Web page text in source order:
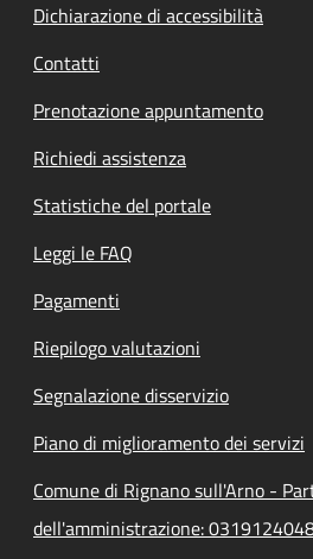
Dichiarazione di accessibilità
Contatti
Prenotazione appuntamento
Richiedi assistenza
Statistiche del portale
Leggi le FAQ
Pagamenti
Riepilogo valutazioni
Segnalazione disservizio
Piano di miglioramento dei servizi
Comune di Rignano sull'Arno -
dell'amministrazione: